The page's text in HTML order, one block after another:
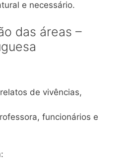
e necessário.
das áreas –
de vivências,
funcionários e